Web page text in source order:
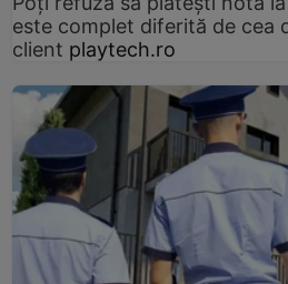
este complet diferită de cea
client playtech.ro